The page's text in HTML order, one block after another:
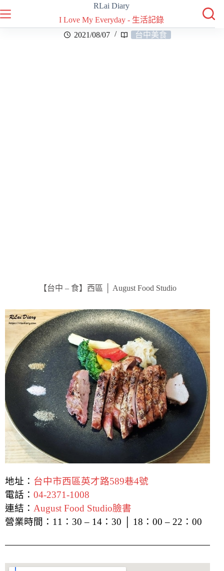
RLai Diary
I Love My Everyday - 生活記錄
2021/08/07
台中美食
【台中 – 食】西區 │ August Food Studio
地址： 台中市西區英才路589巷4號
電話： 04-2371-1008
連結： August Food Studio臉書
營業時間： 11：30 – 14：30 │ 18：00 – 22：00